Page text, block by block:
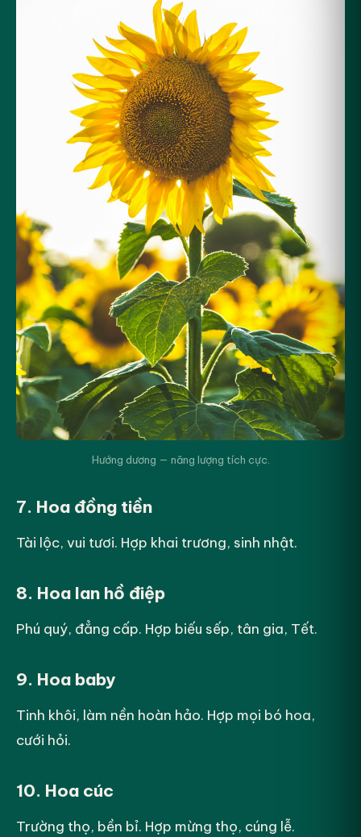
Hướng dương — năng lượng tích cực.
7. Hoa đồng tiền
Tài lộc, vui tươi. Hợp khai trương, sinh nhật.
8. Hoa lan hồ điệp
Phú quý, đẳng cấp. Hợp biếu sếp, tân gia, Tết.
9. Hoa baby
Tinh khôi, làm nền hoàn hảo. Hợp mọi bó hoa,
cưới hỏi.
10. Hoa cúc
Trường thọ, bền bỉ. Hợp mừng thọ, cúng lễ.